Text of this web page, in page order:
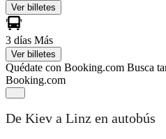
Ver billetes
3 días Más
Ver billetes
Quédate con Booking.com Busca
Booking.com
De Kiev a Linz en autobús